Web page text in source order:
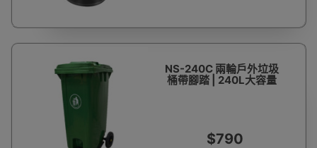
NS-240C 兩輪戶外垃圾
桶帶腳踏 | 240L大容量
$790